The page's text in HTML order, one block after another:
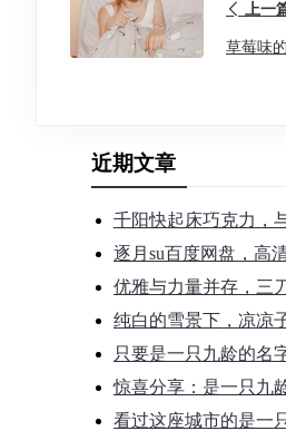
上一
草莓味
近期文章
千阳快起床巧克力，
逐月su百度网盘，高
优雅与力量并存，三
纯白的雪景下，凉凉
只要是一只九龄的名
惊喜分享：是一只九
看过这座城市的是一